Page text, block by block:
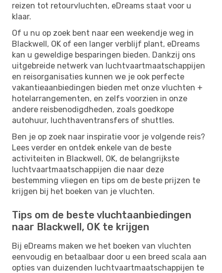
reizen tot retourvluchten, eDreams staat voor u
klaar.
Of u nu op zoek bent naar een weekendje weg in
Blackwell, OK of een langer verblijf plant, eDreams
kan u geweldige besparingen bieden. Dankzij ons
uitgebreide netwerk van luchtvaartmaatschappijen
en reisorganisaties kunnen we je ook perfecte
vakantieaanbiedingen bieden met onze vluchten +
hotelarrangementen, en zelfs voorzien in onze
andere reisbenodigdheden, zoals goedkope
autohuur, luchthaventransfers of shuttles.
Ben je op zoek naar inspiratie voor je volgende reis?
Lees verder en ontdek enkele van de beste
activiteiten in Blackwell, OK, de belangrijkste
luchtvaartmaatschappijen die naar deze
bestemming vliegen en tips om de beste prijzen te
krijgen bij het boeken van je vluchten.
Tips om de beste vluchtaanbiedingen
naar Blackwell, OK te krijgen
Bij eDreams maken we het boeken van vluchten
eenvoudig en betaalbaar door u een breed scala aan
opties van duizenden luchtvaartmaatschappijen te